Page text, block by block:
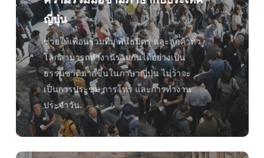
ญี่ปุ่น
ช่วยให้เพื่อนร่วมทีม พันธมิตร และลูกค้าทั่ว
โลกสามารถทำงานร่วมกันได้อย่างเป็น
ธรรมชาติมากขึ้นในภาษาญี่ปุ่น ไม่ว่าจะ
เป็นการประชุม การโทร และการทำงาน
ประจำวัน.